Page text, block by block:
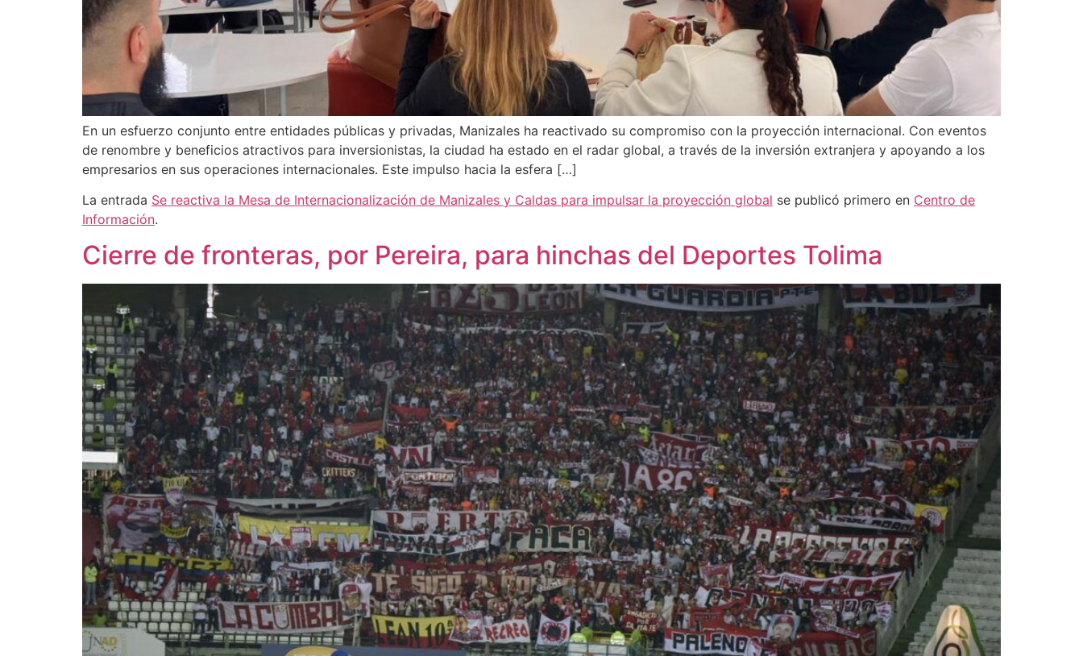
En un esfuerzo conjunto entre entidades públicas y privadas, Manizales ha reactivado su compromiso con la proyección internacional. Con eventos
de renombre y beneficios atractivos para inversionistas, la ciudad ha estado en el radar global, a través de la inversión extranjera y apoyando a los
empresarios en sus operaciones internacionales. Este impulso hacia la esfera […]
La entrada Se reactiva la Mesa de Internacionalización de Manizales y Caldas para impulsar la proyección global se publicó primero en Centro de
Información.
Cierre de fronteras, por Pereira, para hinchas del Deportes Tolima